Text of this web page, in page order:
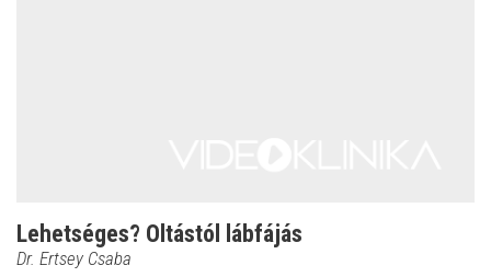
Lehetséges? Oltástól lábfájás
Dr. Ertsey Csaba